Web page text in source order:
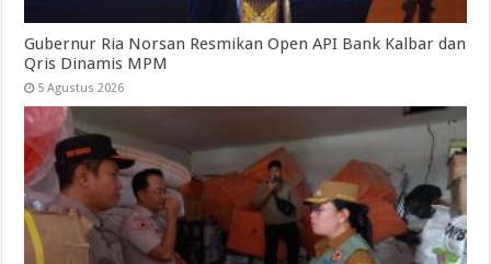
Gubernur Ria Norsan Resmikan Open API Bank Kalbar dan
Qris Dinamis MPM
5 Agustus 2026